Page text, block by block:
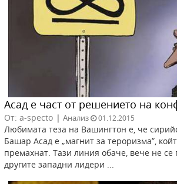
Асад е част от решението на
От: a-specto | Анализ 01.12.2015
Любимата теза на Вашингтон е, че
Башар Асад е „магнит за тероризма”,
премахнат. Тази линия обаче, вече не
другите западни лидери ...